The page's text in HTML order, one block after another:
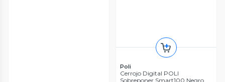
Poli
Cerrojo Digital POLI
Sobreponer Smart100 Negro